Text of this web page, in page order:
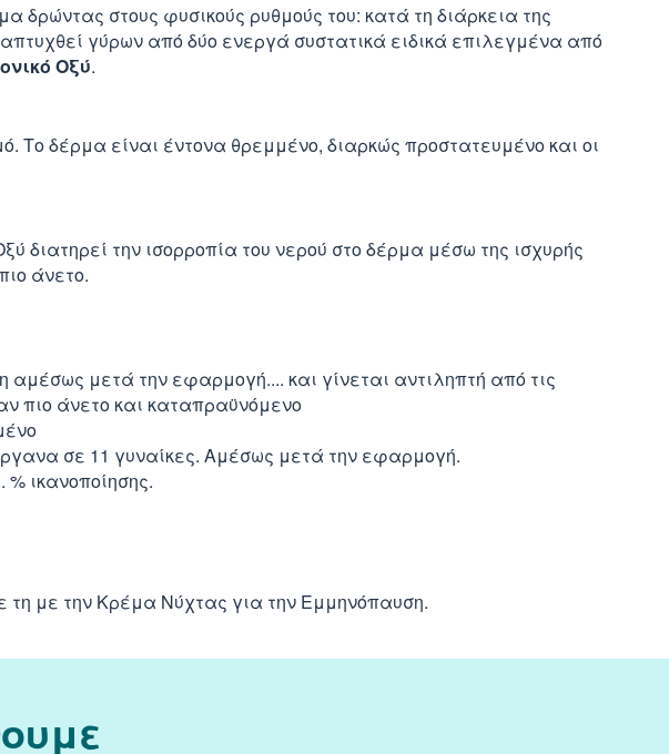
στους φυσικούς ρυθμούς του: κατά τη διάρκεια της
γύρων από δύο ενεργά συστατικά ειδικά επιλεγμένα από
Οξύ.
Το δέρμα είναι έντονα θρεμμένο, διαρκώς προστατευμένο και οι
διατηρεί την ισορροπία του νερού στο δέρμα μέσω της ισχυρής
άνετο.
αμέσως μετά την εφαρμογή.... και γίνεται αντιληπτή από τις
πιο άνετο και καταπραϋνόμενο
σε 11 γυναίκες. Αμέσως μετά την εφαρμογή.
ικανοποίησης.
τη με την Κρέμα Νύχτας για την Εμμηνόπαυση.